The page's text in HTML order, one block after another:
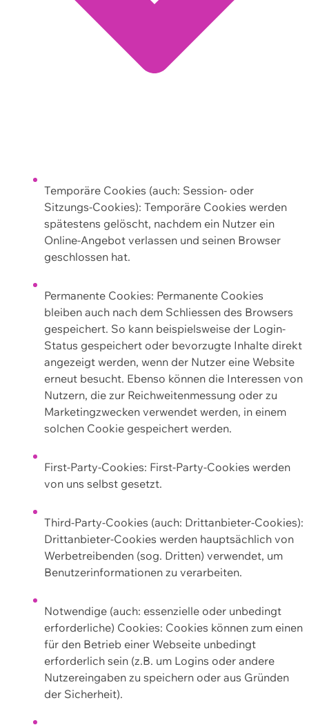
Temporäre Cookies (auch: Session- oder
Sitzungs-Cookies): Temporäre Cookies werden
spätestens gelöscht, nachdem ein Nutzer ein
Online-Angebot verlassen und seinen Browser
geschlossen hat.
Permanente Cookies: Permanente Cookies
bleiben auch nach dem Schliessen des Browsers
gespeichert. So kann beispielsweise der Login-
Status gespeichert oder bevorzugte Inhalte direkt
angezeigt werden, wenn der Nutzer eine Website
erneut besucht. Ebenso können die Interessen von
Nutzern, die zur Reichweitenmessung oder zu
Marketingzwecken verwendet werden, in einem
solchen Cookie gespeichert werden.
First-Party-Cookies: First-Party-Cookies werden
von uns selbst gesetzt.
Third-Party-Cookies (auch: Drittanbieter-Cookies):
Drittanbieter-Cookies werden hauptsächlich von
Werbetreibenden (sog. Dritten) verwendet, um
Benutzerinformationen zu verarbeiten.
Notwendige (auch: essenzielle oder unbedingt
erforderliche) Cookies: Cookies können zum einen
für den Betrieb einer Webseite unbedingt
erforderlich sein (z.B. um Logins oder andere
Nutzereingaben zu speichern oder aus Gründen
der Sicherheit).